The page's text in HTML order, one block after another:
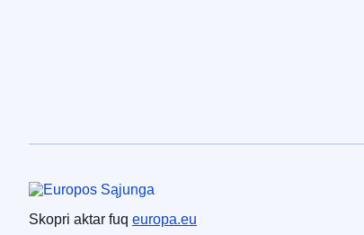
Unjoni Ewropea
Skopri aktar fuq europa.eu